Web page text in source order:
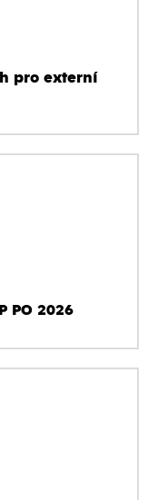
pro externí
PO 2026